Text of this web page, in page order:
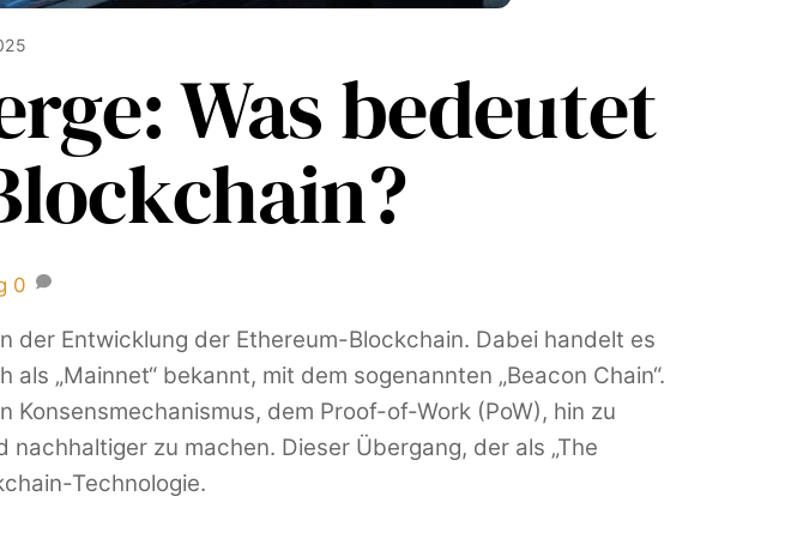
Was bedeutet
0
Entwicklung der Ethereum-Blockchain. Dabei handelt es
„Mainnet“ bekannt, mit dem sogenannten „Beacon Chain“.
dem Proof-of-Work (PoW), hin zu
zu machen. Dieser Übergang, der als „The
Technologie.